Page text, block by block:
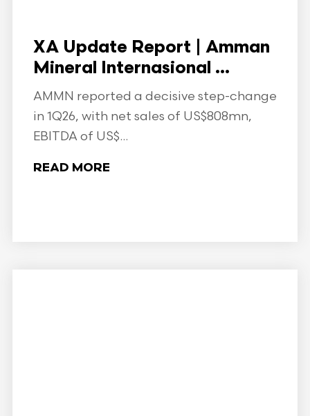
XA Update Report | Amman
Mineral Internasional ...
AMMN reported a decisive step-change
in 1Q26, with net sales of US$808mn,
EBITDA of US$...
READ MORE